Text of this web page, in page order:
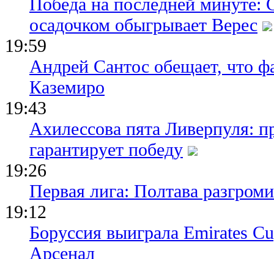
осадочком обыгрывает Верес
19:59
Андрей Сантос обещает, что
Каземиро
19:43
Ахилессова пята Ливерпуля:
гарантирует победу
19:26
Первая лига: Полтава
19:12
Боруссия выиграла Emirates
Арсенал